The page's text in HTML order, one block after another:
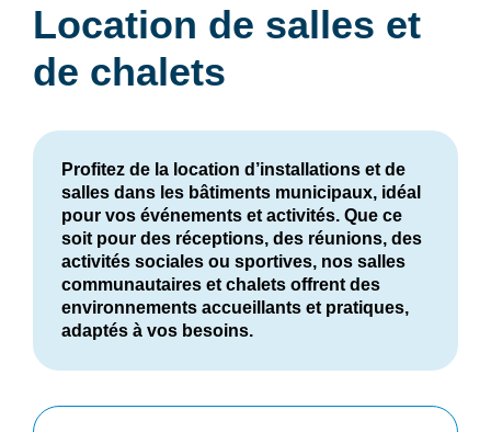
Location de salles et
de chalets
Profitez de la location d’installations et de
salles dans les bâtiments municipaux, idéal
pour vos événements et activités. Que ce
soit pour des réceptions, des réunions, des
activités sociales ou sportives, nos salles
communautaires et chalets offrent des
environnements accueillants et pratiques,
adaptés à vos besoins.